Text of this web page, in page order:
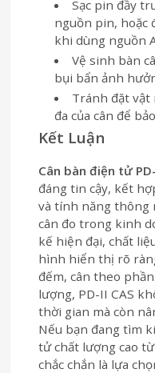
Sạc pin đầy
nguồn pin, hoặc
khi dùng nguồn
Vệ sinh bàn
bụi bẩn ảnh
Tránh đặt
đa của cân để
Kết Luận
Cân bàn điện tử
đáng tin cậy, kết
và tính năng thông
cân đo trong kinh
kế hiện đại, chất
hình hiển thị rõ
đếm, cân theo
lượng, PD-II CAS
thời gian mà còn
Nếu bạn đang tìm
tử chất lượng cao
chắc chắn là lựa